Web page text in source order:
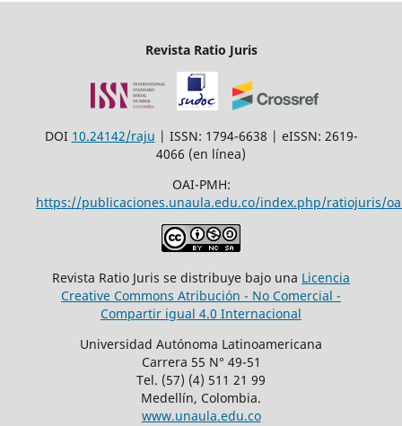
Revista Ratio Juris
DOI 10.24142/raju | ISSN: 1794-6638 | eISSN: 2619-
4066 (en línea)
OAI-PMH:
https://publicaciones.unaula.edu.co/index.php/ratiojuris/
Revista Ratio Juris se distribuye bajo una Licencia
Creative Commons Atribución - No Comercial -
Compartir igual 4.0 Internacional
Universidad Autónoma Latinoamericana
Carrera 55 N° 49-51
Tel. (57) (4) 511 21 99
Medellín, Colombia.
www.unaula.edu.co